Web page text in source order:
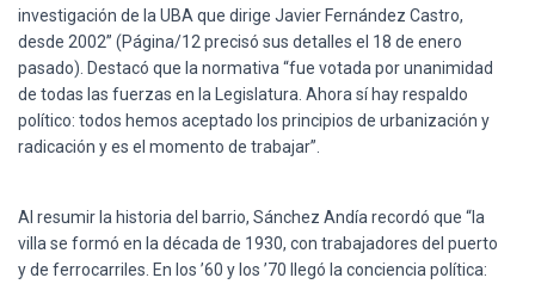
investigación de la UBA que dirige Javier Fernández Castro,
desde 2002” (Página/12 precisó sus detalles el 18 de enero
pasado). Destacó que la normativa “fue votada por unanimidad
de todas las fuerzas en la Legislatura. Ahora sí hay respaldo
político: todos hemos aceptado los principios de urbanización y
radicación y es el momento de trabajar”.
Al resumir la historia del barrio, Sánchez Andía recordó que “la
villa se formó en la década de 1930, con trabajadores del puerto
y de ferrocarriles. En los ’60 y los ’70 llegó la conciencia política: